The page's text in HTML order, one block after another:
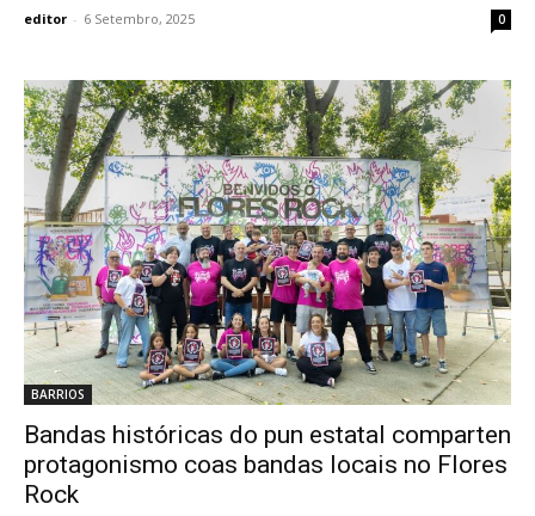
editor - 6 Setembro, 2025 0
BARRIOS
Bandas históricas do pun estatal comparten
protagonismo coas bandas locais no Flores
Rock